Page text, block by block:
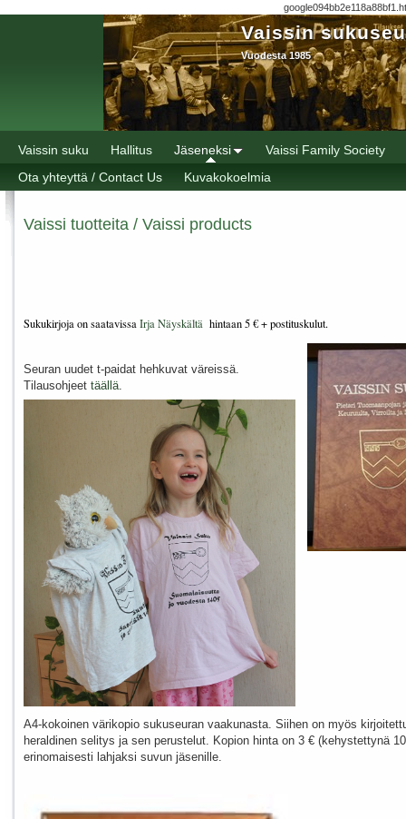
Vaissin
Vuodesta 1985
Vaissin suku Hallitus Jäseneksi
Vaissi Family Society
Ota yhteyttä / Contact Us
Kuvakokoelmia
Vaissi tuotteita / Vaissi products
Sukukirjoja on saatavissaIrja Näyskältä hintaan 5 € + postituskulut.
Seuran uudet t-paidat hehkuvat väreissä.
Tilausohjeet täällä
A4-kokoinen värikopio sukuseuran vaakunasta. Siihen on myös
heraldinen selitys ja sen perustelut. Kopion hinta on 3 € (kehystettynä
erinomaisesti lahjaksi suvun jäsenille.